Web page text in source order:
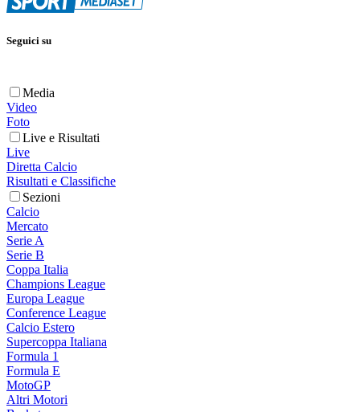
Seguici su
Media
Video
Foto
Live e Risultati
Live
Diretta Calcio
Risultati e Classifiche
Sezioni
Calcio
Mercato
Serie A
Serie B
Coppa Italia
Champions League
Europa League
Conference League
Calcio Estero
Supercoppa Italiana
Formula 1
Formula E
MotoGP
Altri Motori